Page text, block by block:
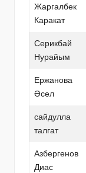
Жаргалбек
Каракат
Серикбай
Нурайым
Ержанова
Әсел
сайдулла
талгат
Азбергенов
Диас